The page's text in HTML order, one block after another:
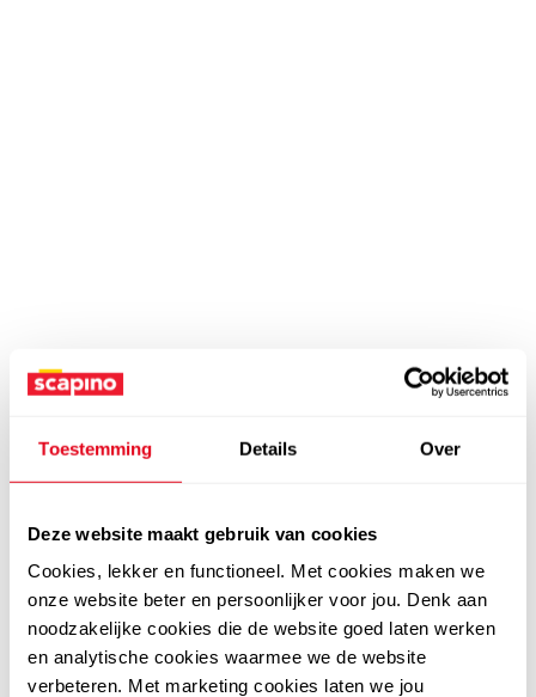
Toestemming Details Over
Deze website maakt gebruik van cookies
Cookies, lekker en functioneel. Met cookies maken we
onze website beter en persoonlijker voor jou. Denk aan
noodzakelijke cookies die de website goed laten werken
en analytische cookies waarmee we de website
verbeteren. Met marketing cookies laten we jou